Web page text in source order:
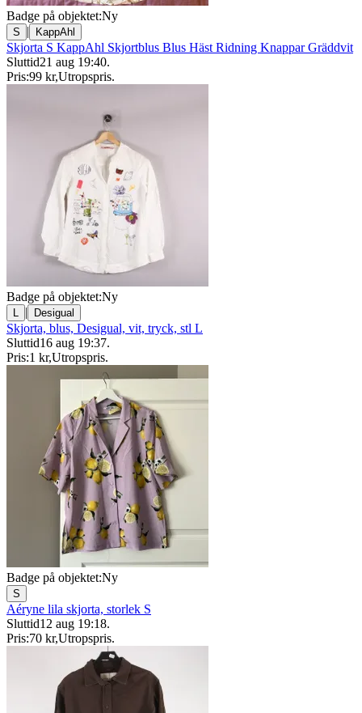
Badge på objektet:Ny
S | KappAhl
Skjorta S KappAhl Skjortblus Blus Häst Ridning Knappar Gräddvit
Sluttid21 aug 19:40.
Pris:99 kr,Utropspris.
Badge på objektet:Ny
L | Desigual
Skjorta, blus, Desigual, vit, tryck, stl L
Sluttid16 aug 19:37.
Pris:1 kr,Utropspris.
Badge på objektet:Ny
S
Aéryne lila skjorta, storlek S
Sluttid12 aug 19:18.
Pris:70 kr,Utropspris.